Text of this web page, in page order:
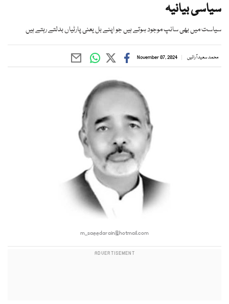
سیاسی بیانیہ
سیاست میں بھی سانپ موجود ہوتے ہیں جو اپنے بل یعنی پارٹیاں بدلتے رہتے ہیں
محمد سعید آرائیں November 07, 2024
m_saeedarain@hotmail.com